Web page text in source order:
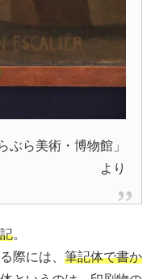
ぶら美術・博物館」
より
。
際には、 筆記体で書か